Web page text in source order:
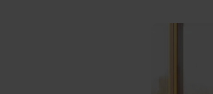
Hier
Hier